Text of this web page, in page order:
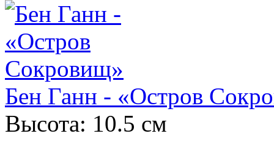
Бен Ганн - «Остров
Высота: 10.5 см